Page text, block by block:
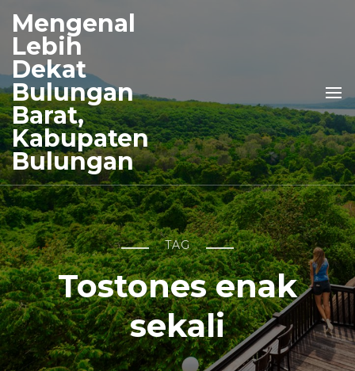
Mengenal
Lebih
Dekat
Bulungan
Barat,
Kabupaten
Bulungan
TAG
Tostones enak
sekali